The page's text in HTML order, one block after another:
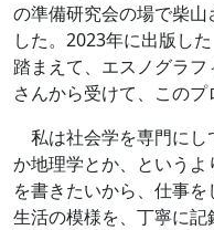
の準備研究会の場で柴
した。2023年に出版し
踏まえて、エスノグラ
さんから受けて、このプ
私は社会学を専門にし
か地理学とか、という
を書きたいから、仕事
生活の模様を、丁寧に